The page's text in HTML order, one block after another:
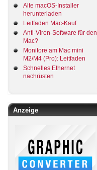
Alte macOS-Installer
herunterladen
Leitfaden Mac-Kauf
Anti-Viren-Software für den
Mac?
Monitore am Mac mini
M2/M4 (Pro): Leitfaden
Schnelles Ethernet
nachrüsten
Anzeige